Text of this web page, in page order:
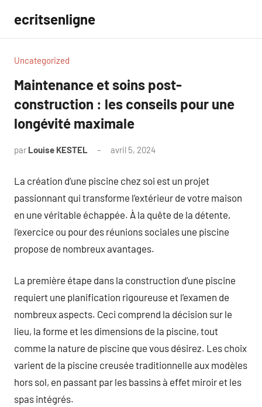
contenu
ecritsenligne
Uncategorized
Maintenance et soins post-
construction : les conseils pour une
longévité maximale
par Louise KESTEL avril 5, 2024
La création d’une piscine chez soi est un projet
passionnant qui transforme l’extérieur de votre maison
en une véritable échappée. À la quête de la détente,
l’exercice ou pour des réunions sociales une piscine
propose de nombreux avantages.
La première étape dans la construction d’une piscine
requiert une planification rigoureuse et l’examen de
nombreux aspects. Ceci comprend la décision sur le
lieu, la forme et les dimensions de la piscine, tout
comme la nature de piscine que vous désirez. Les choix
varient de la piscine creusée traditionnelle aux modèles
hors sol, en passant par les bassins à effet miroir et les
spas intégrés.